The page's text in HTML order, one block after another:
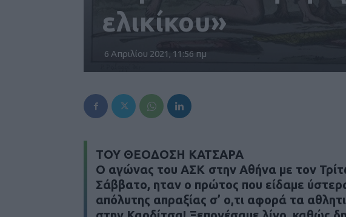
ελικίκου»
6 Απριλίου 2021, 11:56 πμ
ΤΟΥ ΘΕΟΔΟΣΗ ΚΑΤΣΑΡΑ
O αγώνας του ΑΣΚ στην Αθήνα με τον
Σάββατο, ηταν ο πρώτος που είδαμε
απόλυτης απραξίας σ’ ο,τι αφορά τα